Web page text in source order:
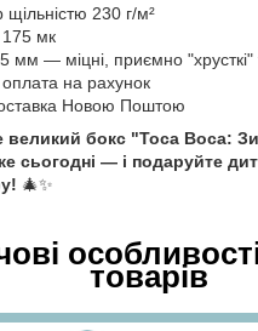
щільністю 230 г/м²
175 мк
мм — міцні, приємно "хрусткі"
на рахунок
Новою Поштою
великий бокс "Toca Boca:
сьогодні — і подаруйте
🎄✨
товарів